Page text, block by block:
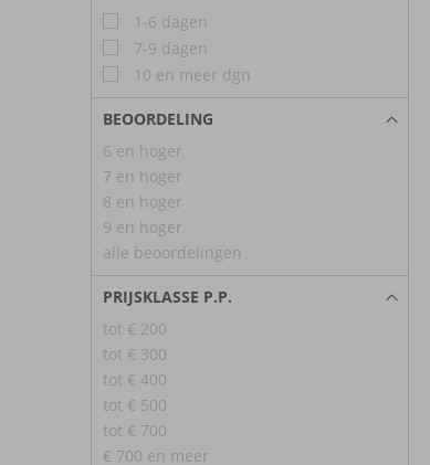
1-6 dagen
7-9 dagen
10 en meer dgn
BEOORDELING
6 en hoger
7 en hoger
8 en hoger
9 en hoger
alle beoordelingen
PRIJSKLASSE P.P.
tot € 200
tot € 300
tot € 400
tot € 500
tot € 700
€ 700 en meer